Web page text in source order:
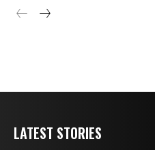
LATEST STORIES